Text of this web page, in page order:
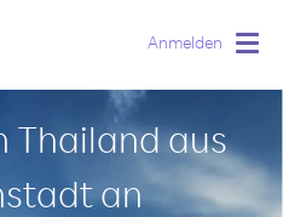
Anmelden
Thailand aus
an